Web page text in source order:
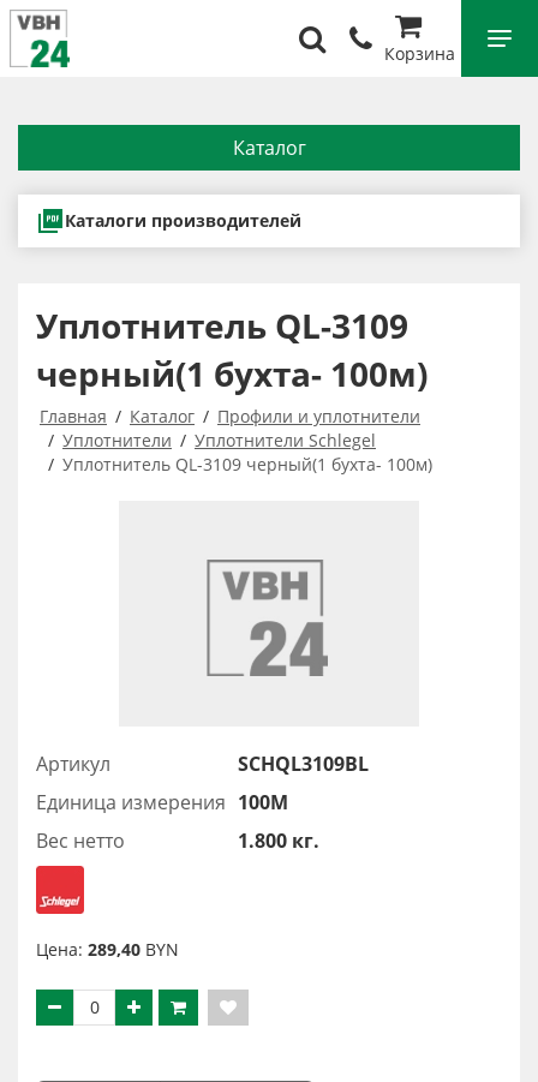
Корзина
Каталог
Каталоги производителей
Уплотнитель QL-3109
черный(1 бухта- 100м)
Главная Каталог
Профили и уплотнители
Уплотнители
Уплотнители Schlegel
Уплотнитель QL-3109 черный(1 бухта- 100м)
Артикул
SCHQL3109BL
Единица измерения 100М
Вес нетто
1.800 кг.
Цена: 289,40 BYN